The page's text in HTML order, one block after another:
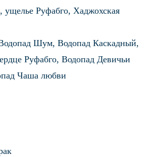
ущелье Руфабго, Хаджохская
Шум, Водопад Каскадный,
Руфабго, Водопад Девичьи
Чаша любви